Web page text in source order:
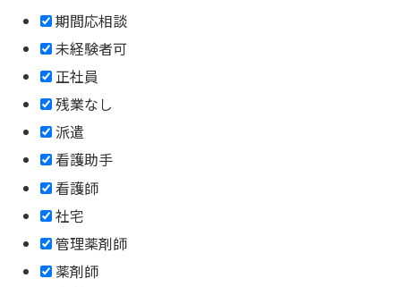
期間応相談
未経験者可
正社員
残業なし
派遣
看護助手
看護師
社宅
管理薬剤師
薬剤師